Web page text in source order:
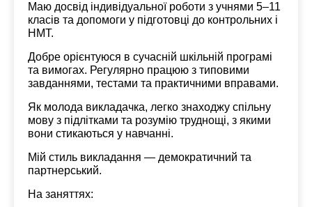
Маю досвід індивідуальної роботи з учнями 5–11
класів та допомоги у підготовці до контрольних і
НМТ.
Добре орієнтуюся в сучасній шкільній програмі
та вимогах. Регулярно працюю з типовими
завданнями, тестами та практичними вправами.
Як молода викладачка, легко знаходжу спільну
мову з підлітками та розумію труднощі, з якими
вони стикаються у навчанні.
Мій стиль викладання — демократичний та
партнерський.
На заняттях: